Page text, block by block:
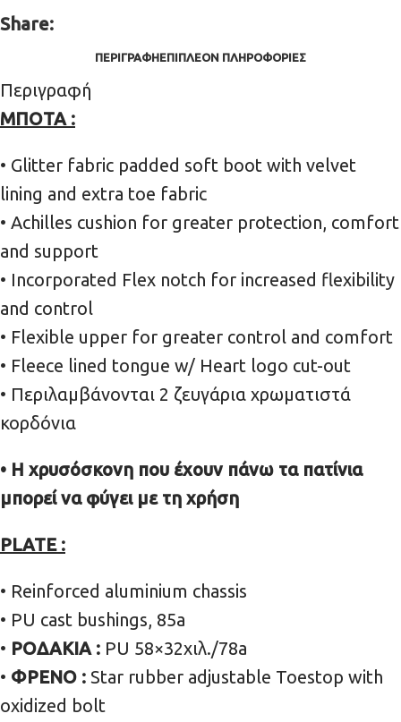
Share:
ΠΕΡΙΓΡΑΦΉΕΠΙΠΛΈΟΝ ΠΛΗΡΟΦΟΡΊΕΣ
Περιγραφή
ΜΠΟΤΑ :
• Glitter fabric padded soft boot with velvet
lining and extra toe fabric
• Achilles cushion for greater protection, comfort
and support
• Incorporated Flex notch for increased flexibility
and control
• Flexible upper for greater control and comfort
• Fleece lined tongue w/ Heart logo cut-out
• Περιλαμβάνονται 2 ζευγάρια χρωματιστά
κορδόνια
• Η χρυσόσκονη που έχουν πάνω τα πατίνια
μπορεί να φύγει με τη χρήση
PLATE :
• Reinforced aluminium chassis
• PU cast bushings, 85a
• ΡΟΔΑΚΙΑ : PU 58×32χιλ./78a
• ΦΡΕΝΟ : Star rubber adjustable Toestop with
oxidized bolt